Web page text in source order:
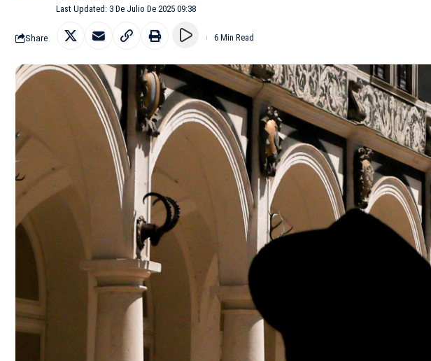
Last Updated: 3 De Julio De 2025 09:38
Share 6 Min Read